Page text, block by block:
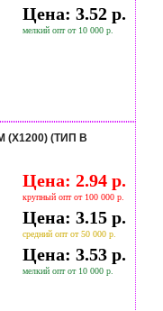
Цена: 3.52 р.
мелкий опт от 10 000 р.
(ТИП В
Цена: 2.94 р.
крупный опт от 100 000 р.
Цена: 3.15 р.
средний опт от 50 000 р.
Цена: 3.53 р.
мелкий опт от 10 000 р.